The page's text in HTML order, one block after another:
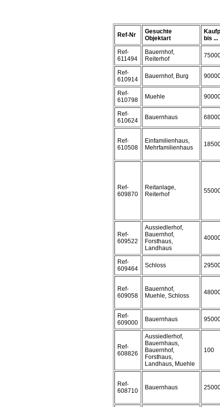
Ref-Nr
Gesuchte
Objektart
bis ...
Ref-
611494
Bauernhof,
Reiterhof
Ref-
610914
Bauernhof, Burg
Ref-
610798
Muehle
Ref-
610624
Bauernhaus
Ref-
610508
Einfamilienhaus,
Mehrfamilienhaus
Ref-
609870
Reitanlage,
Reiterhof
Ref-
609522
Aussiedlerhof,
Bauernhof,
Forsthaus,
Landhaus
Ref-
609464
Schloss
Ref-
609058
Bauernhof,
Muehle, Schloss
Ref-
609000
Bauernhaus
Ref-
608826
Aussiedlerhof,
Bauernhaus,
Bauernhof,
Forsthaus,
Landhaus, Muehle
100
Ref-
608710
Bauernhaus